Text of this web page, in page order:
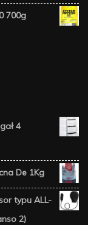
700g
4
De 1Kg
typu ALL-
2)